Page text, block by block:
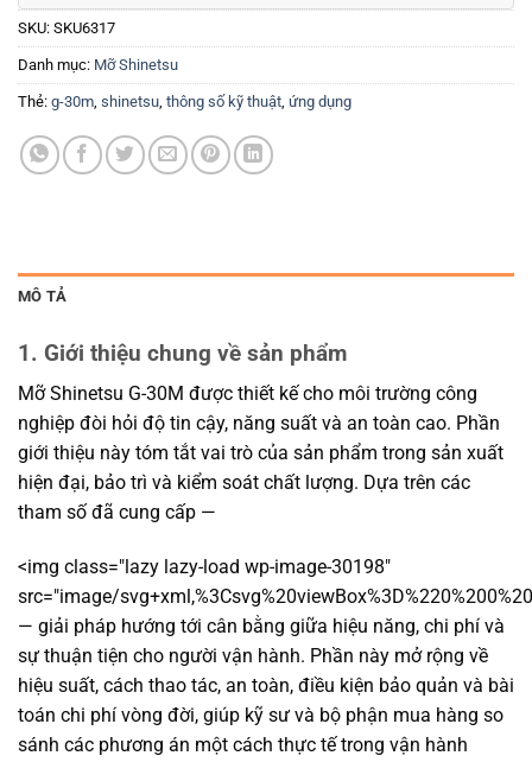
SKU: SKU6317
Danh mục: Mỡ Shinetsu
Thẻ: g-30m shinetsu thông số kỹ thuật ứng dụng
MÔ TẢ
1. Giới thiệu chung về sản phẩm
Mỡ Shinetsu G-30M được thiết kế cho môi trường công
nghiệp đòi hỏi độ tin cậy, năng suất và an toàn cao. Phần
giới thiệu này tóm tắt vai trò của sản phẩm trong sản xuất
hiện đại, bảo trì và kiểm soát chất lượng. Dựa trên các
tham số đã cung cấp —
<img class="lazy lazy-load wp-image-30198"
src="image/
— giải pháp hướng tới cân bằng giữa hiệu năng, chi phí và
sự thuận tiện cho người vận hành. Phần này mở rộng về
hiệu suất, cách thao tác, an toàn, điều kiện bảo quản và bài
toán chi phí vòng đời, giúp kỹ sư và bộ phận mua hàng so
sánh các phương án một cách thực tế trong vận hành